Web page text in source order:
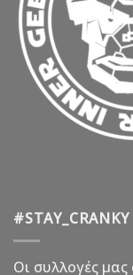
#STAY_CRANKY
Οι συλλογές μας